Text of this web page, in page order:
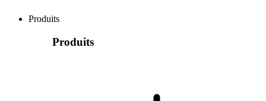
Produits
Produits